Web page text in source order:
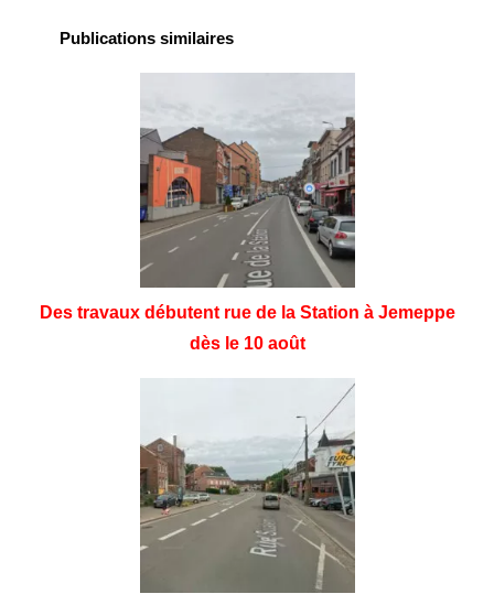
Publications similaires
Des travaux débutent rue de la Station à Jemeppe
dès le 10 août